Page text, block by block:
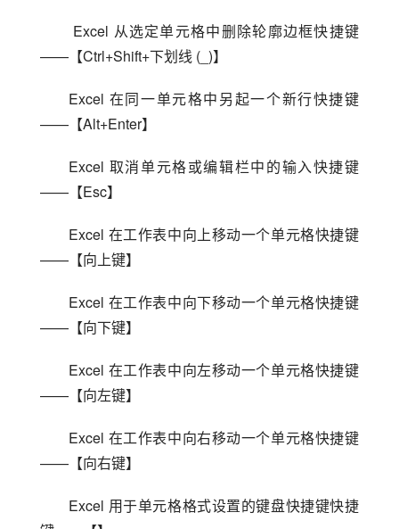
——【Ctrl+Shift+下划线 (_)】
Excel 在同一单元格中另起一个新行快捷键
——【Alt+Enter】
Excel 取消单元格或编辑栏中的输入快捷键
——【Esc】
Excel 在工作表中向上移动一个单元格快捷键
——【向上键】
Excel 在工作表中向下移动一个单元格快捷键
——【向下键】
Excel 在工作表中向左移动一个单元格快捷键
——【向左键】
Excel 在工作表中向右移动一个单元格快捷键
——【向右键】
Excel 用于单元格格式设置的键盘快捷键快捷